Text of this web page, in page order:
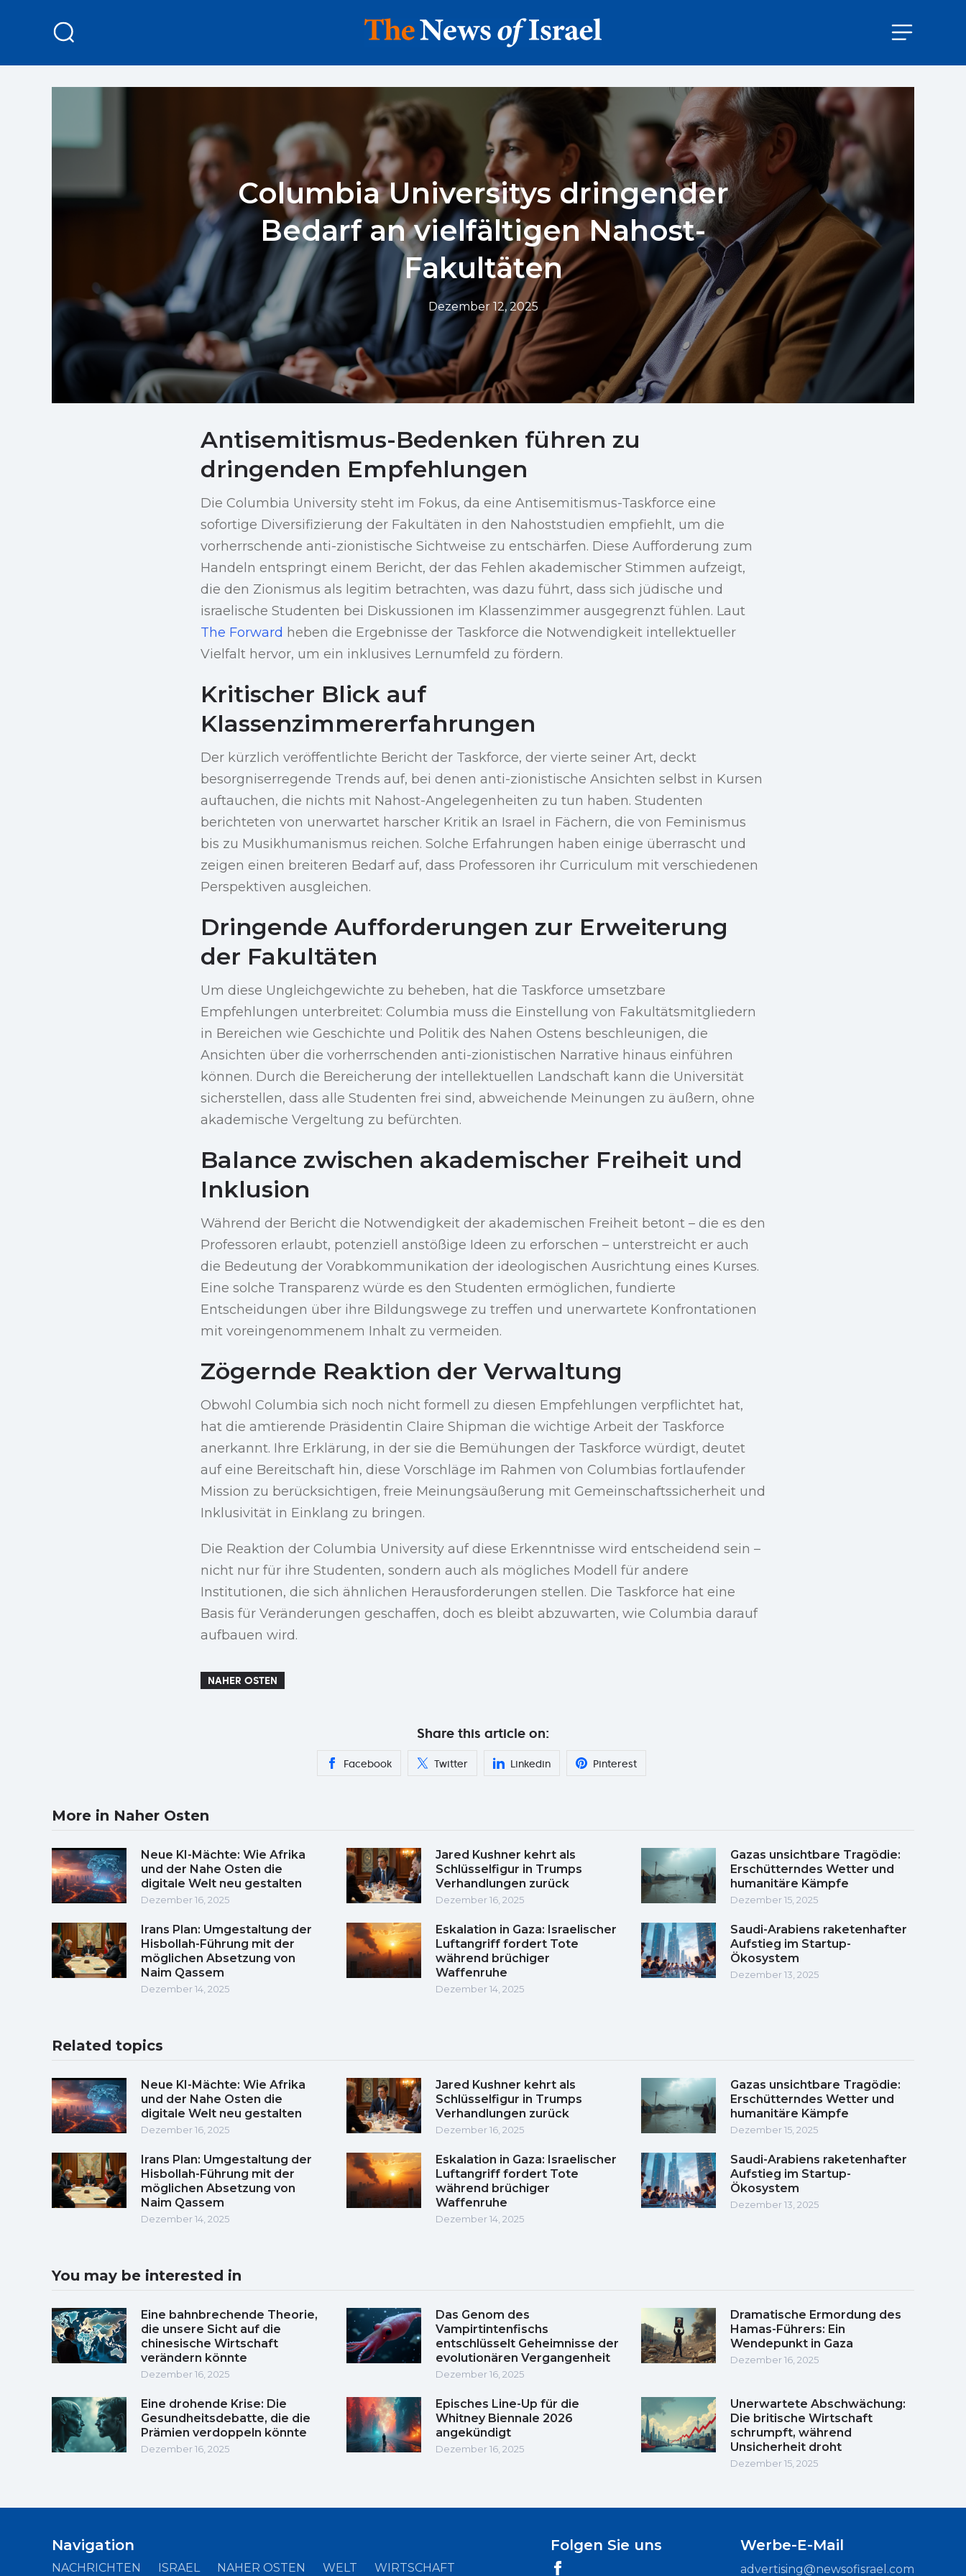
Columbia Universitys dringender
Bedarf an vielfältigen Nahost-
Fakultäten
Dezember 12, 2025
Antisemitismus-Bedenken führen zu
dringenden Empfehlungen
Die Columbia University steht im Fokus, da eine Antisemitismus-Taskforce eine
sofortige Diversifizierung der Fakultäten in den Nahoststudien empfiehlt, um die
vorherrschende anti-zionistische Sichtweise zu entschärfen. Diese Aufforderung zum
Handeln entspringt einem Bericht, der das Fehlen akademischer Stimmen aufzeigt,
die den Zionismus als legitim betrachten, was dazu führt, dass sich jüdische und
israelische Studenten bei Diskussionen im Klassenzimmer ausgegrenzt fühlen. Laut
The Forward heben die Ergebnisse der Taskforce die Notwendigkeit intellektueller
Vielfalt hervor, um ein inklusives Lernumfeld zu fördern.
Kritischer Blick auf
Klassenzimmererfahrungen
Der kürzlich veröffentlichte Bericht der Taskforce, der vierte seiner Art, deckt
besorgniserregende Trends auf, bei denen anti-zionistische Ansichten selbst in Kursen
auftauchen, die nichts mit Nahost-Angelegenheiten zu tun haben. Studenten
berichteten von unerwartet harscher Kritik an Israel in Fächern, die von Feminismus
bis zu Musikhumanismus reichen. Solche Erfahrungen haben einige überrascht und
zeigen einen breiteren Bedarf auf, dass Professoren ihr Curriculum mit verschiedenen
Perspektiven ausgleichen.
Dringende Aufforderungen zur Erweiterung
der Fakultäten
Um diese Ungleichgewichte zu beheben, hat die Taskforce umsetzbare
Empfehlungen unterbreitet: Columbia muss die Einstellung von Fakultätsmitgliedern
in Bereichen wie Geschichte und Politik des Nahen Ostens beschleunigen, die
Ansichten über die vorherrschenden anti-zionistischen Narrative hinaus einführen
können. Durch die Bereicherung der intellektuellen Landschaft kann die Universität
sicherstellen, dass alle Studenten frei sind, abweichende Meinungen zu äußern, ohne
akademische Vergeltung zu befürchten.
Balance zwischen akademischer Freiheit und
Inklusion
Während der Bericht die Notwendigkeit der akademischen Freiheit betont – die es den
Professoren erlaubt, potenziell anstößige Ideen zu erforschen – unterstreicht er auch
die Bedeutung der Vorabkommunikation der ideologischen Ausrichtung eines Kurses.
Eine solche Transparenz würde es den Studenten ermöglichen, fundierte
Entscheidungen über ihre Bildungswege zu treffen und unerwartete Konfrontationen
mit voreingenommenem Inhalt zu vermeiden.
Zögernde Reaktion der Verwaltung
Obwohl Columbia sich noch nicht formell zu diesen Empfehlungen verpflichtet hat,
hat die amtierende Präsidentin Claire Shipman die wichtige Arbeit der Taskforce
anerkannt. Ihre Erklärung, in der sie die Bemühungen der Taskforce würdigt, deutet
auf eine Bereitschaft hin, diese Vorschläge im Rahmen von Columbias fortlaufender
Mission zu berücksichtigen, freie Meinungsäußerung mit Gemeinschaftssicherheit und
Inklusivität in Einklang zu bringen.
Die Reaktion der Columbia University auf diese Erkenntnisse wird entscheidend sein –
nicht nur für ihre Studenten, sondern auch als mögliches Modell für andere
Institutionen, die sich ähnlichen Herausforderungen stellen. Die Taskforce hat eine
Basis für Veränderungen geschaffen, doch es bleibt abzuwarten, wie Columbia darauf
aufbauen wird.
NAHER OSTEN
Share this article on:
Facebook Twitter Linkedin Pinterest
More in Naher Osten
Neue KI-Mächte: Wie Afrika
und der Nahe Osten die
digitale Welt neu gestalten
Dezember 16, 2025
Jared Kushner kehrt als
Schlüsselfigur in Trumps
Verhandlungen zurück
Dezember 16, 2025
Gazas unsichtbare Tragödie:
Erschütterndes Wetter und
humanitäre Kämpfe
Dezember 15, 2025
Irans Plan: Umgestaltung der
Hisbollah-Führung mit der
möglichen Absetzung von
Naim Qassem
Dezember 14, 2025
Eskalation in Gaza: Israelischer
Luftangriff fordert Tote
während brüchiger
Waffenruhe
Dezember 14, 2025
Saudi-Arabiens raketenhafter
Aufstieg im Startup-
Ökosystem
Dezember 13, 2025
Related topics
Neue KI-Mächte: Wie Afrika
und der Nahe Osten die
digitale Welt neu gestalten
Dezember 16, 2025
Jared Kushner kehrt als
Schlüsselfigur in Trumps
Verhandlungen zurück
Dezember 16, 2025
Gazas unsichtbare Tragödie:
Erschütterndes Wetter und
humanitäre Kämpfe
Dezember 15, 2025
Irans Plan: Umgestaltung der
Hisbollah-Führung mit der
möglichen Absetzung von
Naim Qassem
Dezember 14, 2025
Eskalation in Gaza: Israelischer
Luftangriff fordert Tote
während brüchiger
Waffenruhe
Dezember 14, 2025
Saudi-Arabiens raketenhafter
Aufstieg im Startup-
Ökosystem
Dezember 13, 2025
You may be interested in
Eine bahnbrechende Theorie,
die unsere Sicht auf die
chinesische Wirtschaft
verändern könnte
Dezember 16, 2025
Das Genom des
Vampirtintenfischs
entschlüsselt Geheimnisse der
evolutionären Vergangenheit
Dezember 16, 2025
Dramatische Ermordung des
Hamas-Führers: Ein
Wendepunkt in Gaza
Dezember 16, 2025
Eine drohende Krise: Die
Gesundheitsdebatte, die die
Prämien verdoppeln könnte
Dezember 16, 2025
Episches Line-Up für die
Whitney Biennale 2026
angekündigt
Dezember 16, 2025
Unerwartete Abschwächung:
Die britische Wirtschaft
schrumpft, während
Unsicherheit droht
Dezember 15, 2025
Navigation
NACHRICHTEN ISRAEL NAHER OSTEN WELT WIRTSCHAFT
Folgen Sie uns Werbe-E-Mail
advertising@newsofisrael.com